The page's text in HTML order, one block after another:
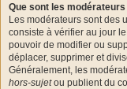
Que sont les modérateurs
Les modérateurs sont des
consiste à vérifier au jour
pouvoir de modifier ou
déplacer, supprimer et
Généralement, les
hors-sujetou publient du